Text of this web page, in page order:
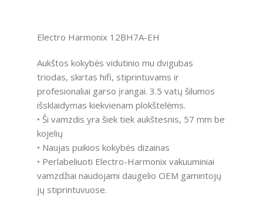
Electro Harmonix 12BH7A-EH
Aukštos kokybės vidutinio mu dvigubas
triodas, skirtas hifi, stiprintuvams ir
profesionaliai garso įrangai. 3.5 vatų šilumos
išsklaidymas kiekvienam plokštelėms.
• Ši vamzdis yra šiek tiek aukštesnis, 57 mm be
kojelių
• Naujas puikios kokybės dizainas
• Perlabeliuoti Electro-Harmonix vakuuminiai
vamzdžiai naudojami daugelio OEM gamintojų
jų stiprintuvuose.